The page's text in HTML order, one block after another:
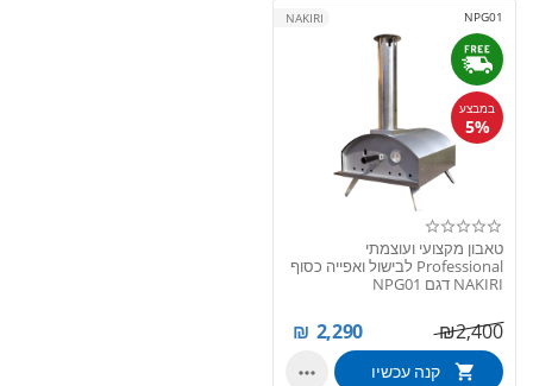
NPG01
במבצע
5%
NAKIRI
טאבון מקצועי ועוצמתי
Professional לבישול ואפייה כסוף
NAKIRI דגם NPG01
2,400
₪
2,290
₪
קנה עכשיו 